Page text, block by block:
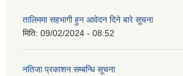
तालिममा सहभागी हुन आवेदन दिने बारे सूचना
मिति: 09/02/2024 - 08:52
नतिजा प्रकाशन सम्बन्धि सूचना